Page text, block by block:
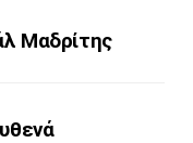
Μαδρίτης